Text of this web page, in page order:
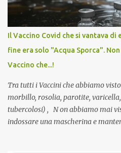
larga scala, ancora oggetto di
internazionale serve solo una
anche a persone sane, giovani,
serve una prescrizione. Non c’è
L’unico atto richiesto è una fi...
Il Vaccino Covid che si vantava di
fine era solo "Acqua Sporca".
Vaccino che...!
Tra tutti i Vaccini che abbiamo
morbillo, rosolia, parotite,
tubercolosi) , N on abbiamo mai
indossare una mascherina e